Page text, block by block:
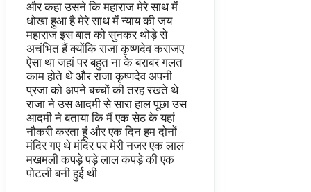
और कहा उसने कि महाराज मेरे साथ में
धोखा हुआ है मेरे साथ में न्याय की जय
महाराज इस बात को सुनकर थोड़े से
अचंभित हैं क्योंकि राजा कृष्णदेव कराजए
ऐसा था जहां पर बहुत ना के बराबर गलत
काम होते थे और राजा कृष्णदेव अपनी
प्रजा को अपने बच्चों की तरह रखते थे
राजा ने उस आदमी से सारा हाल पूछा उस
आदमी ने बताया कि मैं एक सेठ के यहां
नौकरी करता हूं और एक दिन हम दोनों
मंदिर गए थे मंदिर पर मेरी नजर एक लाल
मखमली कपड़े पड़े लाल कपड़े की एक
पोटली बनी हुई थी